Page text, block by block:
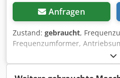
Anfragen
Zustand: gebraucht,
Frequenzumformer,
Variable Speed Drive
Mitsubishi, Frequenzumrichter
2,2 kW -Eingang: 380- 460 V 50/